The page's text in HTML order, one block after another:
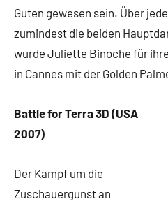
Guten gewesen sein. Über
zumindest die beiden
wurde Juliette Binoche für
in Cannes mit der Golden
Battle for Terra 3D (USA
2007)
Der Kampf um die
Zuschauergunst an